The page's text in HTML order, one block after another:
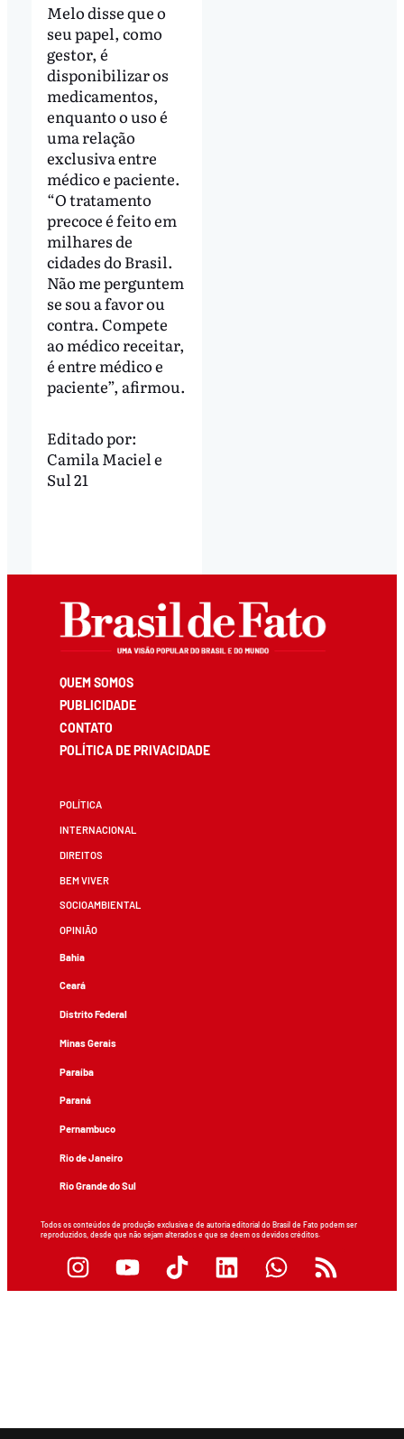
Melo disse que o
seu papel, como
gestor, é
disponibilizar os
medicamentos,
enquanto o uso é
uma relação
exclusiva entre
médico e paciente.
“O tratamento
precoce é feito em
milhares de
cidades do Brasil.
Não me perguntem
se sou a favor ou
contra. Compete
ao médico receitar,
é entre médico e
paciente”, afirmou.
Editado por:
Camila Maciel e
Sul 21
QUEM SOMOS
PUBLICIDADE
CONTATO
POLÍTICA DE PRIVACIDADE
POLÍTICA
INTERNACIONAL
DIREITOS
BEM VIVER
SOCIOAMBIENTAL
OPINIÃO
Bahia
Ceará
Distrito Federal
Minas Gerais
Paraíba
Paraná
Pernambuco
Rio de Janeiro
Rio Grande do Sul
Todos os conteúdos de produção exclusiva e de autoria editorial do Brasil de Fato podem ser
reproduzidos, desde que não sejam alterados e que se deem os devidos créditos.